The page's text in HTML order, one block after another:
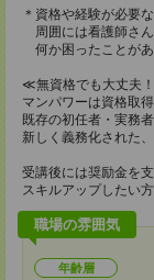
＊資格や経験が必要
周囲には看護師さん
何か困ったことがあ
≪無資格でも大丈夫
マンパワーは資格取
既存の初任者・実務
新しく義務化された
受講後には奨励金を
スキルアップしたい
職場の雰囲気
年齢層